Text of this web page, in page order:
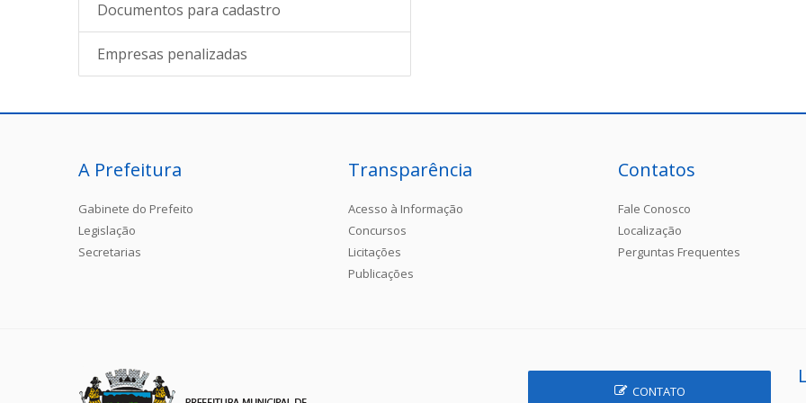
Documentos para cadastro
Empresas penalizadas
A Prefeitura
Gabinete do Prefeito
Legislação
Secretarias
Transparência
Acesso à Informação
Concursos
Licitações
Publicações
Contatos
Fale Conosco
Localização
Perguntas Frequentes
CONTATO